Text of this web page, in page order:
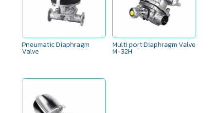
Pneumatic Diaphragm
Valve
Multi port Diaphragm Valve
M-32H